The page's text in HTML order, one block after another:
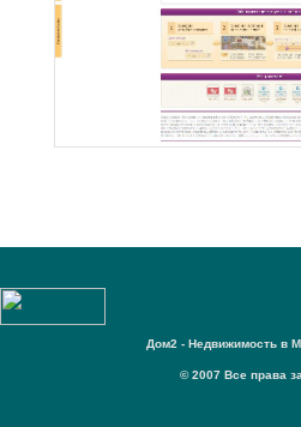
Дом2 - Недвижимость в
© 2007 Все права